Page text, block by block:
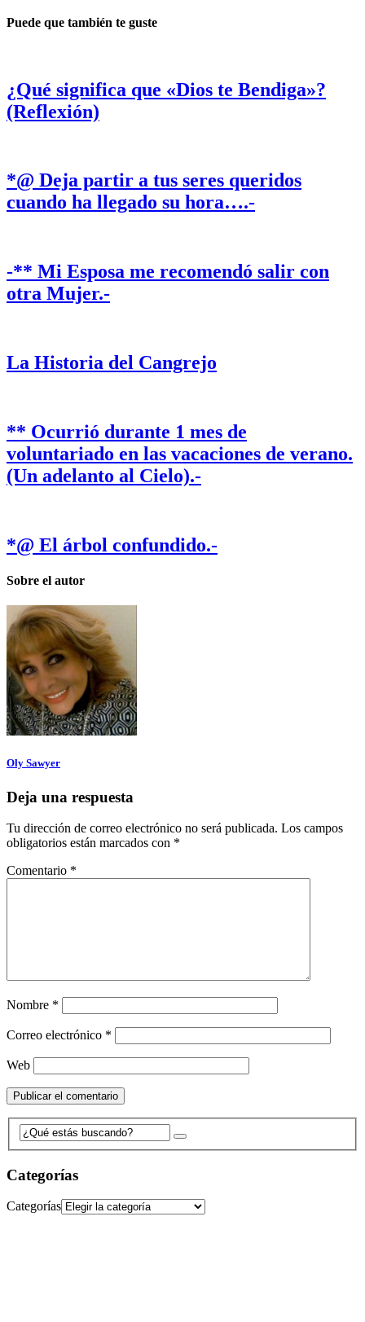
Puede que también te guste
¿Qué significa que «Dios te Bendiga»?
(Reflexión)
*@ Deja partir a tus seres queridos
cuando ha llegado su hora….-
-** Mi Esposa me recomendó salir con
otra Mujer.-
La Historia del Cangrejo
** Ocurrió durante 1 mes de
voluntariado en las vacaciones de verano.
(Un adelanto al Cielo).-
*@ El árbol confundido.-
Sobre el autor
Oly Sawyer
Deja una respuesta
Tu dirección de correo electrónico no será publicada. Los campos
obligatorios están marcados con *
Comentario *
Nombre *
Correo electrónico *
Web
Categorías
Categorías